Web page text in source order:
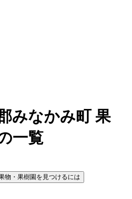
みなかみ町 果
一覧
物・果樹園を見つけるには